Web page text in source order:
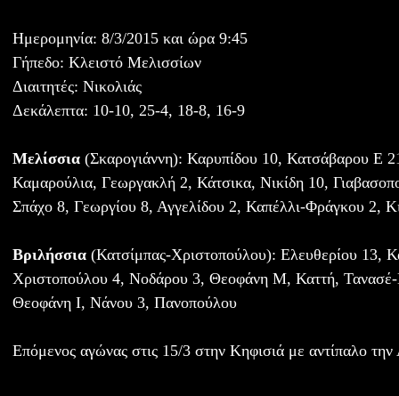
Ημερομηνία: 8/3/2015 και ώρα 9:45
Γήπεδο: Κλειστό Μελισσίων
Διαιτητές: Νικολιάς
Δεκάλεπτα: 10-10, 25-4, 18-8, 16-9
Μελίσσια (Σκαρογιάννη): Καρυπίδου 10, Κατσάβαρου Ε
Καμαρούλια, Γεωργακλή 2, Κάτσικα, Νικίδη 10,
Σπάχο 8, Γεωργίου 8, Αγγελίδου 2, Καπέλλι-Φράγκου 2,
Βριλήσσια (Κατσίμπας-Χριστοπούλου): Ελευθερίου 13,
Χριστοπούλου 4, Νοδάρου 3, Θεοφάνη Μ, Καττή,
Θεοφάνη Ι, Νάνου 3, Πανοπούλου
Επόμενος αγώνας στις 15/3 στην Κηφισιά με αντίπαλο